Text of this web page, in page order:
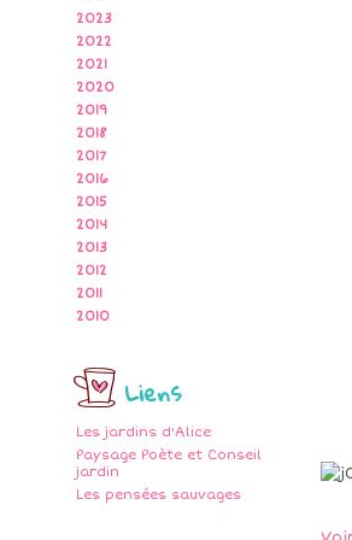
2023
2022
2021
2020
2019
2018
2017
2016
2015
2014
2013
2012
2011
2010
Liens
Les jardins d'Alice
Paysage Poète et Conseil
jardin
Les pensées sauvages